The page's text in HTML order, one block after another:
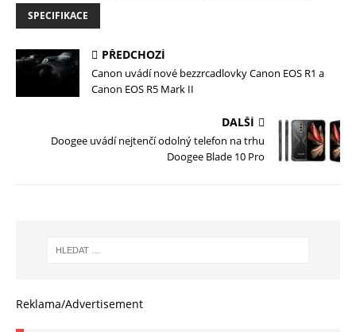
SPECIFIKACE
PŘEDCHOZÍ
Canon uvádí nové bezzrcadlovky Canon EOS R1 a
Canon EOS R5 Mark II
DALŠÍ
Doogee uvádí nejtenčí odolný telefon na trhu
Doogee Blade 10 Pro
Reklama/Advertisement